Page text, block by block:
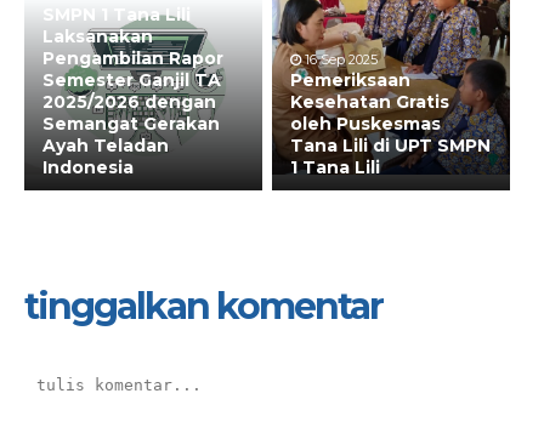
SMPN 1 Tana Lili
Laksanakan
Pengambilan Rapor
Semester Ganjil TA
2025/2026 dengan
Semangat Gerakan
Ayah Teladan
Indonesia
16 Sep 2025
Pemeriksaan
Kesehatan Gratis
oleh Puskesmas
Tana Lili di UPT SMPN
1 Tana Lili
tinggalkan komentar